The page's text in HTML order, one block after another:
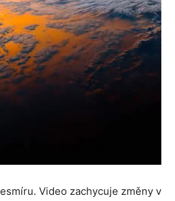
Video zachycuje změny v